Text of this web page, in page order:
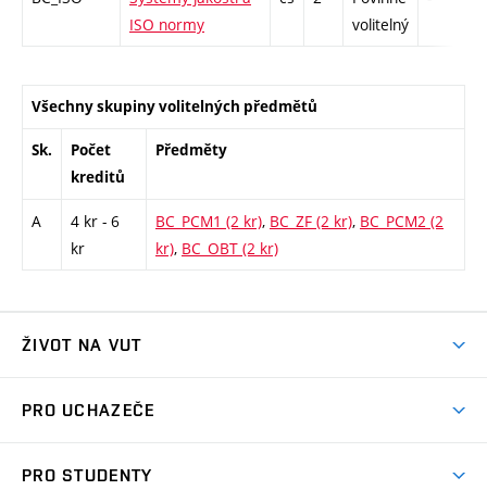
ISO normy
volitelný
Všechny skupiny volitelných předmětů
Sk.
Počet
kreditů
Předměty
A
4 kr - 6
kr
BC_PCM1 (2 kr), BC_ZF (2 kr), BC_PCM2 (2
kr), BC_OBT (2 kr)
ŽIVOT NA VUT
Koleje
PRO UCHAZEČE
PRO STUDENTY